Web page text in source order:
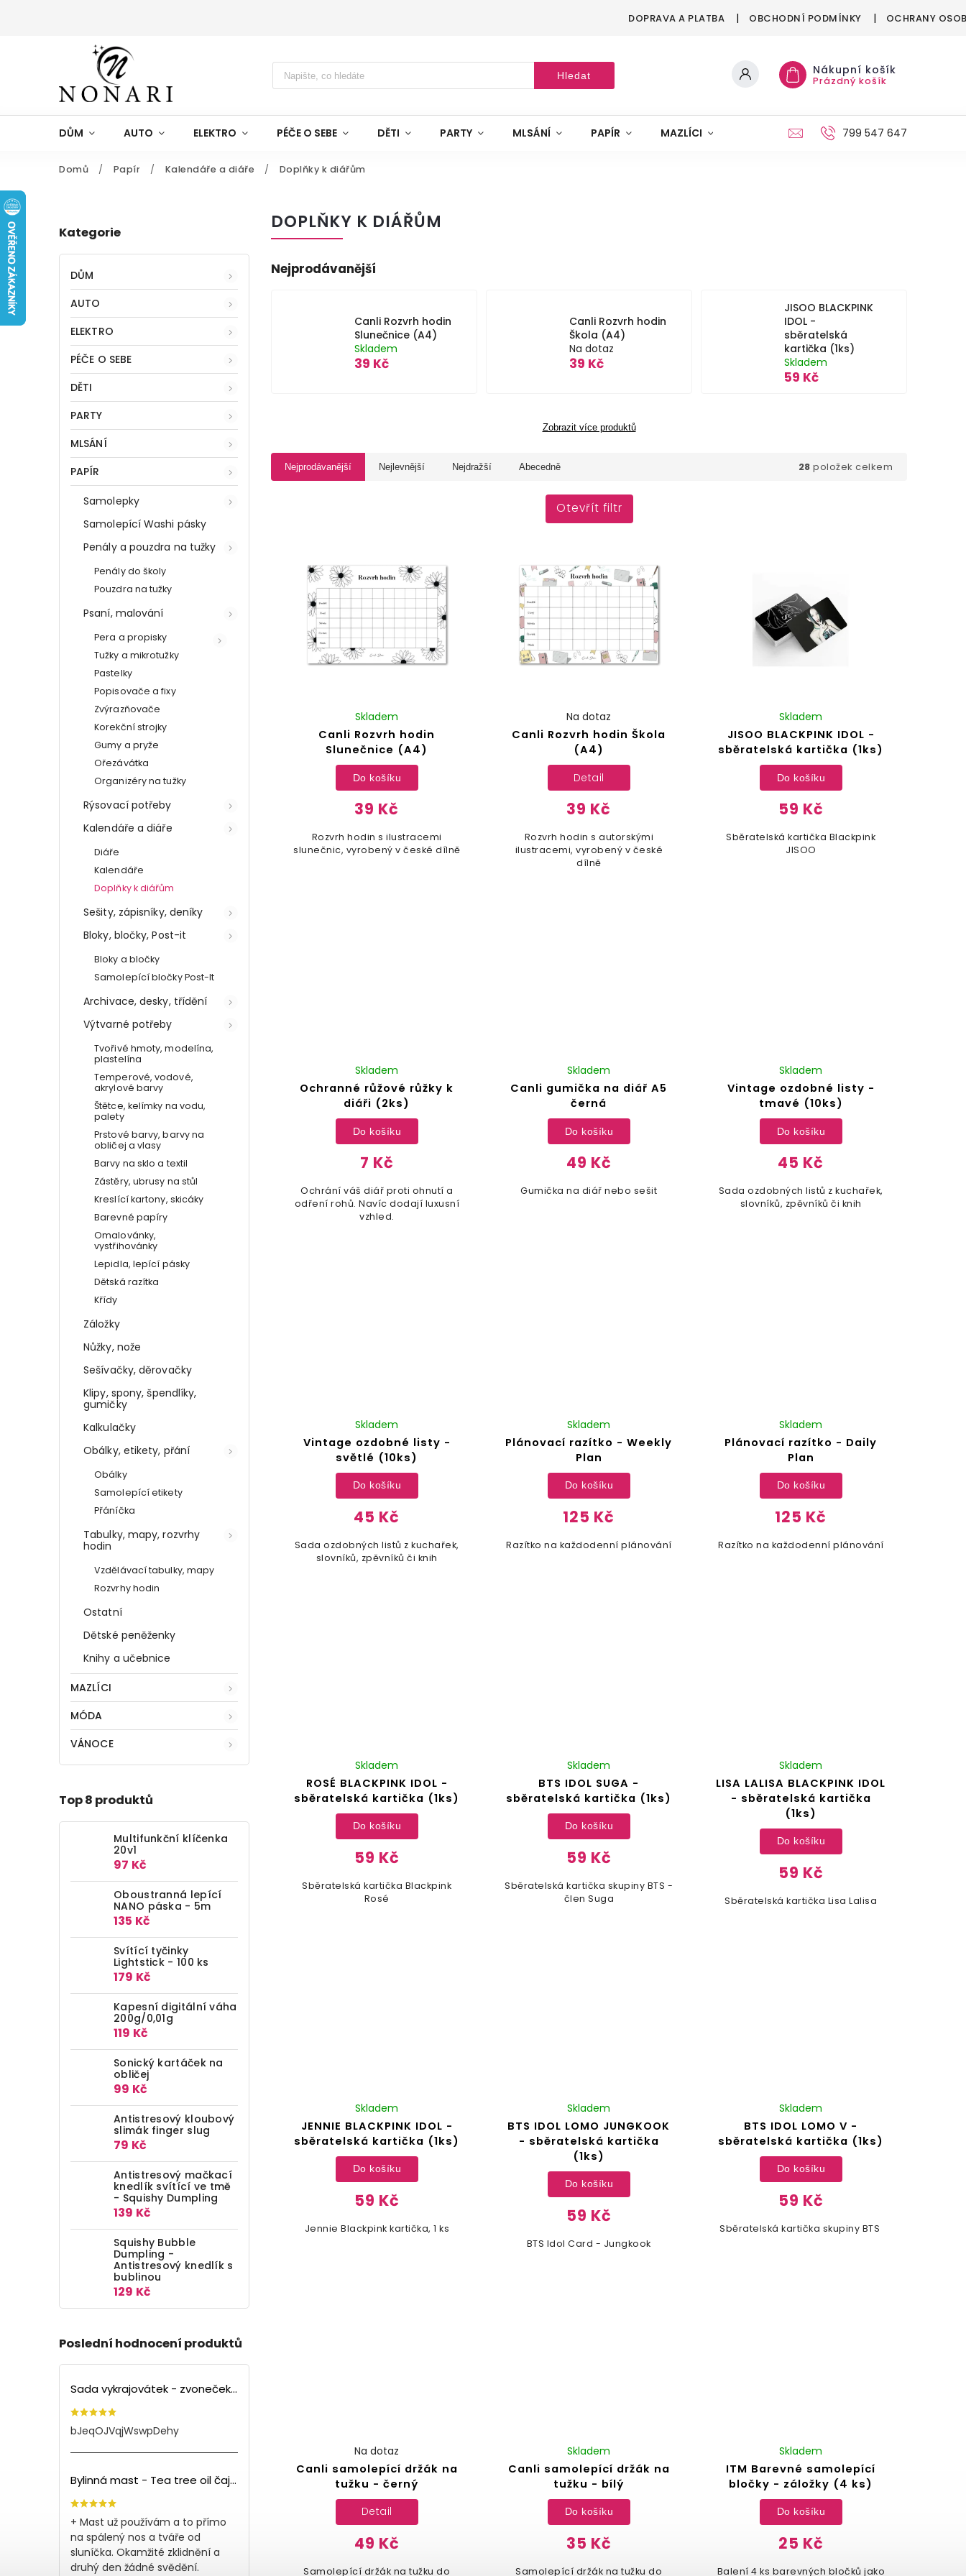
DOPRAVA A PLATBA OBCHODNÍ PODMÍNKY OCHRANY
Hledat Nákupní košík
Prázdný košík
DŮM AUTO ELEKTRO PÉČE O SEBE DĚTI PARTY MLSÁNÍ PAPÍR MAZLÍCI VÁNOCE799 547 647
Domů / Papír / Kalendáře a diáře / Doplňky k diářům
Kategorie
DŮM
AUTO
ELEKTRO
PÉČE O SEBE
DĚTI
PARTY
MLSÁNÍ
PAPÍR
Samolepky
Samolepící Washi pásky
Penály a pouzdra na tužky
Penály do školy
Pouzdra na tužky
Psaní, malování
Pera a propisky
Tužky a mikrotužky
Pastelky
Popisovače a fixy
Zvýrazňovače
Korekční strojky
Gumy a pryže
Ořezávátka
Organizéry na tužky
Rýsovací potřeby
Kalendáře a diáře
Diáře
Kalendáře
Doplňky k diářům
Sešity, zápisníky, deníky
Bloky, bločky, Post-it
Bloky a bločky
Samolepící bločky Post-It
Archivace, desky, třídění
Výtvarné potřeby
Tvořivé hmoty, modelína,
plastelína
Temperové, vodové,
akrylové barvy
Štětce, kelímky na vodu,
palety
Prstové barvy, barvy na
obličej a vlasy
Barvy na sklo a textil
Zástěry, ubrusy na stůl
Kreslící kartony, skicáky
Barevné papíry
Omalovánky,
vystřihovánky
Lepidla, lepící pásky
Dětská razítka
Křídy
Záložky
Nůžky, nože
Sešívačky, děrovačky
Klipy, spony, špendlíky,
gumičky
Kalkulačky
Obálky, etikety, přání
Obálky
Samolepící etikety
Přáníčka
Tabulky, mapy, rozvrhy
hodin
Vzdělávací tabulky, mapy
Rozvrhy hodin
Ostatní
Dětské peněženky
Knihy a učebnice
MAZLÍCI
MÓDA
VÁNOCE
Top 8 produktů
Multifunkční klíčenka
20v1
97 Kč
Oboustranná lepící
NANO páska - 5m
135 Kč
Svítící tyčinky
Lightstick - 100 ks
179 Kč
Kapesní digitální váha
200g/0,01g
119 Kč
Sonický kartáček na
obličej
99 Kč
Antistresový kloubový
slimák finger slug
79 Kč
Antistresový mačkací
knedlík svítící ve tmě
- Squishy Dumpling
139 Kč
Squishy Bubble
Dumpling -
Antistresový knedlík s
bublinou
129 Kč
Poslední hodnocení produktů
Sada vykrajovátek - zvoneček (3ks)
bJeqOJVqjWswpDehy
Bylinná mast - Tea tree oil čajovník (150ml)
+ Mast už používám a to přímo
na spálený nos a tváře od
sluníčka. Okamžité zklidnění a
druhý den žádné svědění.
DOPLŇKY K DIÁŘŮM
Nejprodávanější
Canli Rozvrh hodin
Slunečnice (A4)
Skladem
39 Kč
Canli Rozvrh hodin
Škola (A4)
Na dotaz
39 Kč
JISOO BLACKPINK
IDOL -
sběratelská
kartička (1ks)
Skladem
59 Kč
Zobrazit více produktů
Nejprodávanější Nejlevnější Nejdražší Abecedně 28 položek celkem
Otevřít filtr
Canli Rozvrh hodin
Slunečnice (A4)
Skladem
39 Kč
Do košíku
Rozvrh hodin s ilustracemi
slunečnic, vyrobený v české dílně
Canli Rozvrh hodin Škola
(A4)
Na dotaz
39 Kč
Detail
Rozvrh hodin s autorskými
ilustracemi, vyrobený v české
dílně
JISOO BLACKPINK IDOL -
sběratelská kartička (1ks)
Skladem
59 Kč
Do košíku
Sběratelská kartička Blackpink
JISOO
Ochranné růžové růžky k
diáři (2ks)
Skladem
7 Kč
Do košíku
Ochrání váš diář proti ohnutí a
odření rohů. Navíc dodají luxusní
vzhled.
Canli gumička na diář A5
černá
Skladem
49 Kč
Do košíku
Gumička na diář nebo sešit
Vintage ozdobné listy -
tmavé (10ks)
Skladem
45 Kč
Do košíku
Sada ozdobných listů z kuchařek,
slovníků, zpěvníků či knih
Vintage ozdobné listy -
světlé (10ks)
Skladem
45 Kč
Do košíku
Sada ozdobných listů z kuchařek,
slovníků, zpěvníků či knih
Plánovací razítko - Weekly
Plan
Skladem
125 Kč
Do košíku
Razítko na každodenní plánování
Plánovací razítko - Daily
Plan
Skladem
125 Kč
Do košíku
Razítko na každodenní plánování
ROSÉ BLACKPINK IDOL -
sběratelská kartička (1ks)
Skladem
59 Kč
Do košíku
Sběratelská kartička Blackpink
Rosé
BTS IDOL SUGA -
sběratelská kartička (1ks)
Skladem
59 Kč
Do košíku
Sběratelská kartička skupiny BTS -
člen Suga
LISA LALISA BLACKPINK IDOL
- sběratelská kartička
(1ks)
Skladem
59 Kč
Do košíku
Sběratelská kartička Lisa Lalisa
JENNIE BLACKPINK IDOL -
sběratelská kartička (1ks)
Skladem
59 Kč
Do košíku
Jennie Blackpink kartička, 1 ks
BTS IDOL LOMO JUNGKOOK
- sběratelská kartička
(1ks)
Skladem
59 Kč
Do košíku
BTS Idol Card - Jungkook
BTS IDOL LOMO V -
sběratelská kartička (1ks)
Skladem
59 Kč
Do košíku
Sběratelská kartička skupiny BTS
Canli samolepící držák na
tužku - černý
Na dotaz
49 Kč
Detail
Samolepící držák na tužku do
Canli samolepící držák na
tužku - bílý
Skladem
35 Kč
Do košíku
Samolepící držák na tužku do
ITM Barevné samolepící
bločky - záložky (4 ks)
Skladem
25 Kč
Do košíku
Balení 4 ks barevných bločků jako